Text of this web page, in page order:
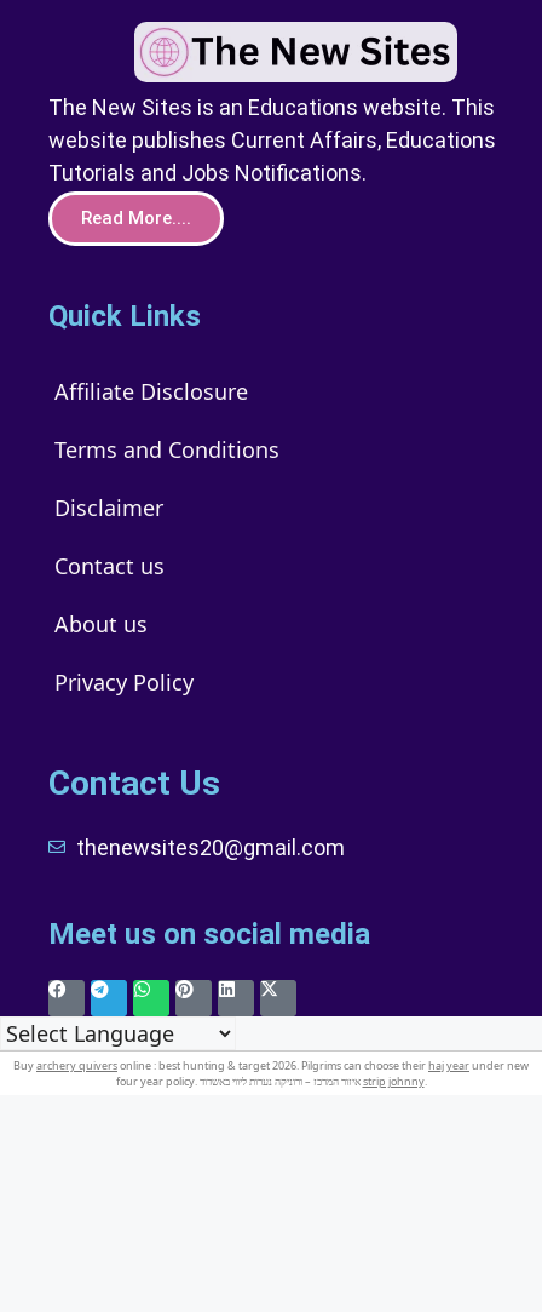
The New Sites is an Educations website. This
website publishes Current Affairs, Educations
Tutorials and Jobs Notifications.
Read More....
Quick Links
Affiliate Disclosure
Terms and Conditions
Disclaimer
Contact us
About us
Privacy Policy
Contact Us
thenewsites20@gmail.com
Meet us on social media
Buyarchery quiversonline : best hunting & target 2026. Pilgrims can choose theirhaj yearunder new
four year policy. איזור המרכז – ורוניקה נערות ליווי באשדודstrip johnny.